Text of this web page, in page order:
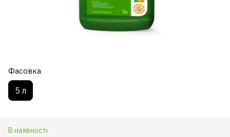
Фасовка
5 л
В наявності